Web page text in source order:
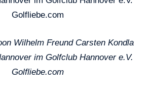
Wilhelm Freund Carsten Kondla
im Golfclub Hannover e.V.
Golfliebe.com